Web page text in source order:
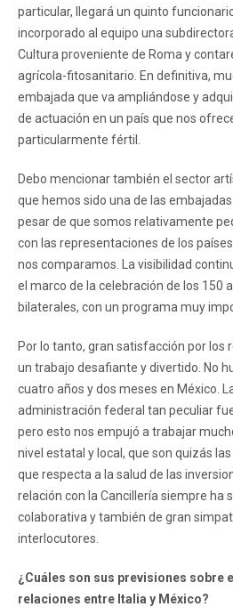
particular, llegará un quinto
incorporado al equipo una
Cultura proveniente de Roma y
agrícola-fitosanitario. En definitiva,
embajada que va ampliándose y
de actuación en un país que nos
particularmente fértil.
Debo mencionar también el sector
que hemos sido una de las
pesar de que somos relativamente
con las representaciones de los
nos comparamos. La visibilidad
el marco de la celebración de los 150
bilaterales, con un programa muy
Por lo tanto, gran satisfacción por los
un trabajo desafiante y divertido. No
cuatro años y dos meses en México.
administración federal tan peculiar
pero esto nos empujó a trabajar
nivel estatal y local, que son quizás
que respecta a la salud de las
relación con la Cancillería siempre ha
colaborativa y también de gran
interlocutores.
¿Cuáles son sus previsiones sobre
relaciones entre Italia y México?